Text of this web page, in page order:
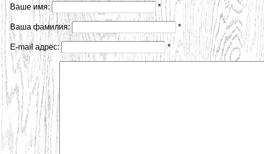
Ваше имя: *
Ваша фамилия: *
E-mail адрес: *